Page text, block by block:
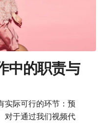
中的职责与
实际可行的环节：预
对于通过我们视频代